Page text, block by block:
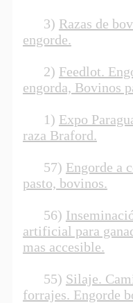
3) Razas de
engorde.
2) Feedlot.
engorda, Bovinos
1) Expo
raza Braford.
57) Engorde a
pasto, bovinos.
56)
artificial para
mas accesible.
55) Silaje.
forrajes. Engorde